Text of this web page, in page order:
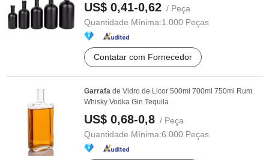
US$ 0,41-0,62 / Peça
Quantidade Mínima:1.000 Peças
Contatar com Fornecedor
Garrafa de Vidro de Licor 500ml 700ml 750ml Rum
Whisky Vodka Gin Tequila
US$ 0,68-0,8 / Peça
Quantidade Mínima:6.000 Peças